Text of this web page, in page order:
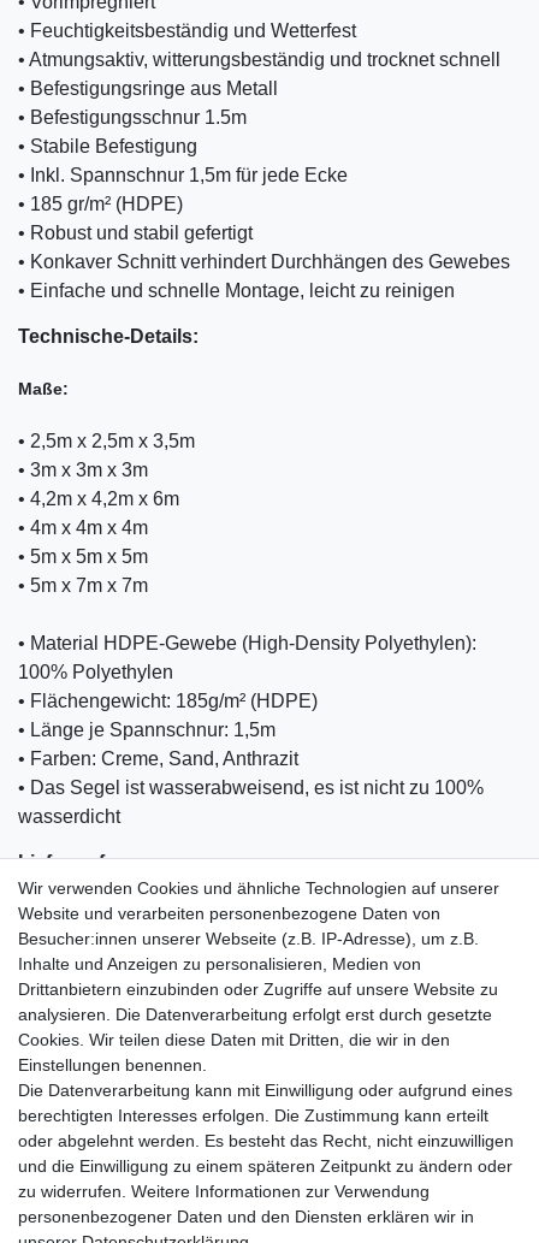
• Feuchtigkeitsbeständig und Wetterfest
• Atmungsaktiv, witterungsbeständig und trocknet schnell
• Befestigungsringe aus Metall
• Befestigungsschnur 1.5m
• Stabile Befestigung
• Inkl. Spannschnur 1,5m für jede Ecke
• 185 gr/m² (HDPE)
• Robust und stabil gefertigt
• Konkaver Schnitt verhindert Durchhängen des Gewebes
• Einfache und schnelle Montage, leicht zu reinigen
Technische-Details:
Maße:
• 2,5m x 2,5m x 3,5m
• 3m x 3m x 3m
• 4,2m x 4,2m x 6m
• 4m x 4m x 4m
• 5m x 5m x 5m
• 5m x 7m x 7m
• Material HDPE-Gewebe (High-Density Polyethylen):
100% Polyethylen
• Flächengewicht: 185g/m² (HDPE)
• Länge je Spannschnur: 1,5m
• Farben: Creme, Sand, Anthrazit
• Das Segel ist wasserabweisend, es ist nicht zu 100%
wasserdicht
Lieferumfang:
• 1xSonnensegel Kesser
• 1xAufbauanleitung
Einkaufen
Zahlungsarten
Versandarten & -kosten
Warenkorb
Mein Konto
Wir verwenden Cookies und ähnliche Technologien auf unserer
Website und verarbeiten personenbezogene Daten von
Besucher:innen unserer Webseite (z.B. IP-Adresse), um z.B.
Inhalte und Anzeigen zu personalisieren, Medien von
Drittanbietern einzubinden oder Zugriffe auf unsere Website zu
analysieren. Die Datenverarbeitung erfolgt erst durch gesetzte
Cookies. Wir teilen diese Daten mit Dritten, die wir in den
Einstellungen benennen.
Die Datenverarbeitung kann mit Einwilligung oder aufgrund eines
berechtigten Interesses erfolgen. Die Zustimmung kann erteilt
oder abgelehnt werden. Es besteht das Recht, nicht einzuwilligen
und die Einwilligung zu einem späteren Zeitpunkt zu ändern oder
zu widerrufen. Weitere Informationen zur Verwendung
personenbezogener Daten und den Diensten erklären wir in